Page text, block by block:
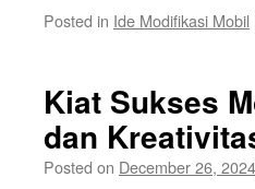
Posted in Ide Modifikasi Mobil
Kiat Sukses
dan
Posted on December 26, 2024